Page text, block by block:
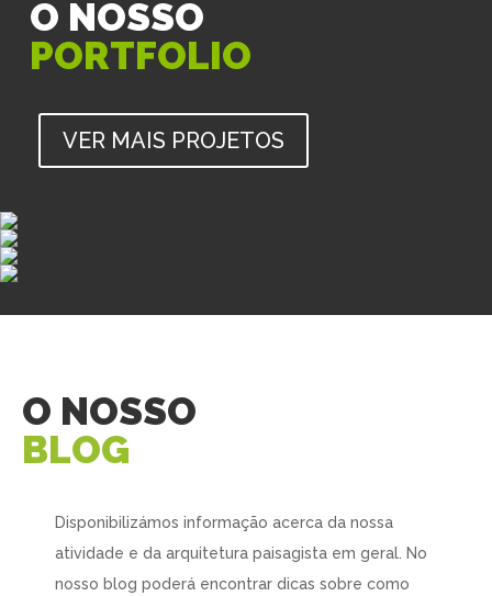
O NOSSO
PORTFOLIO
VER MAIS PROJETOS
O NOSSO
BLOG
Disponibilizámos informação acerca da nossa
atividade e da arquitetura paisagista em geral. No
nosso blog poderá encontrar dicas sobre como